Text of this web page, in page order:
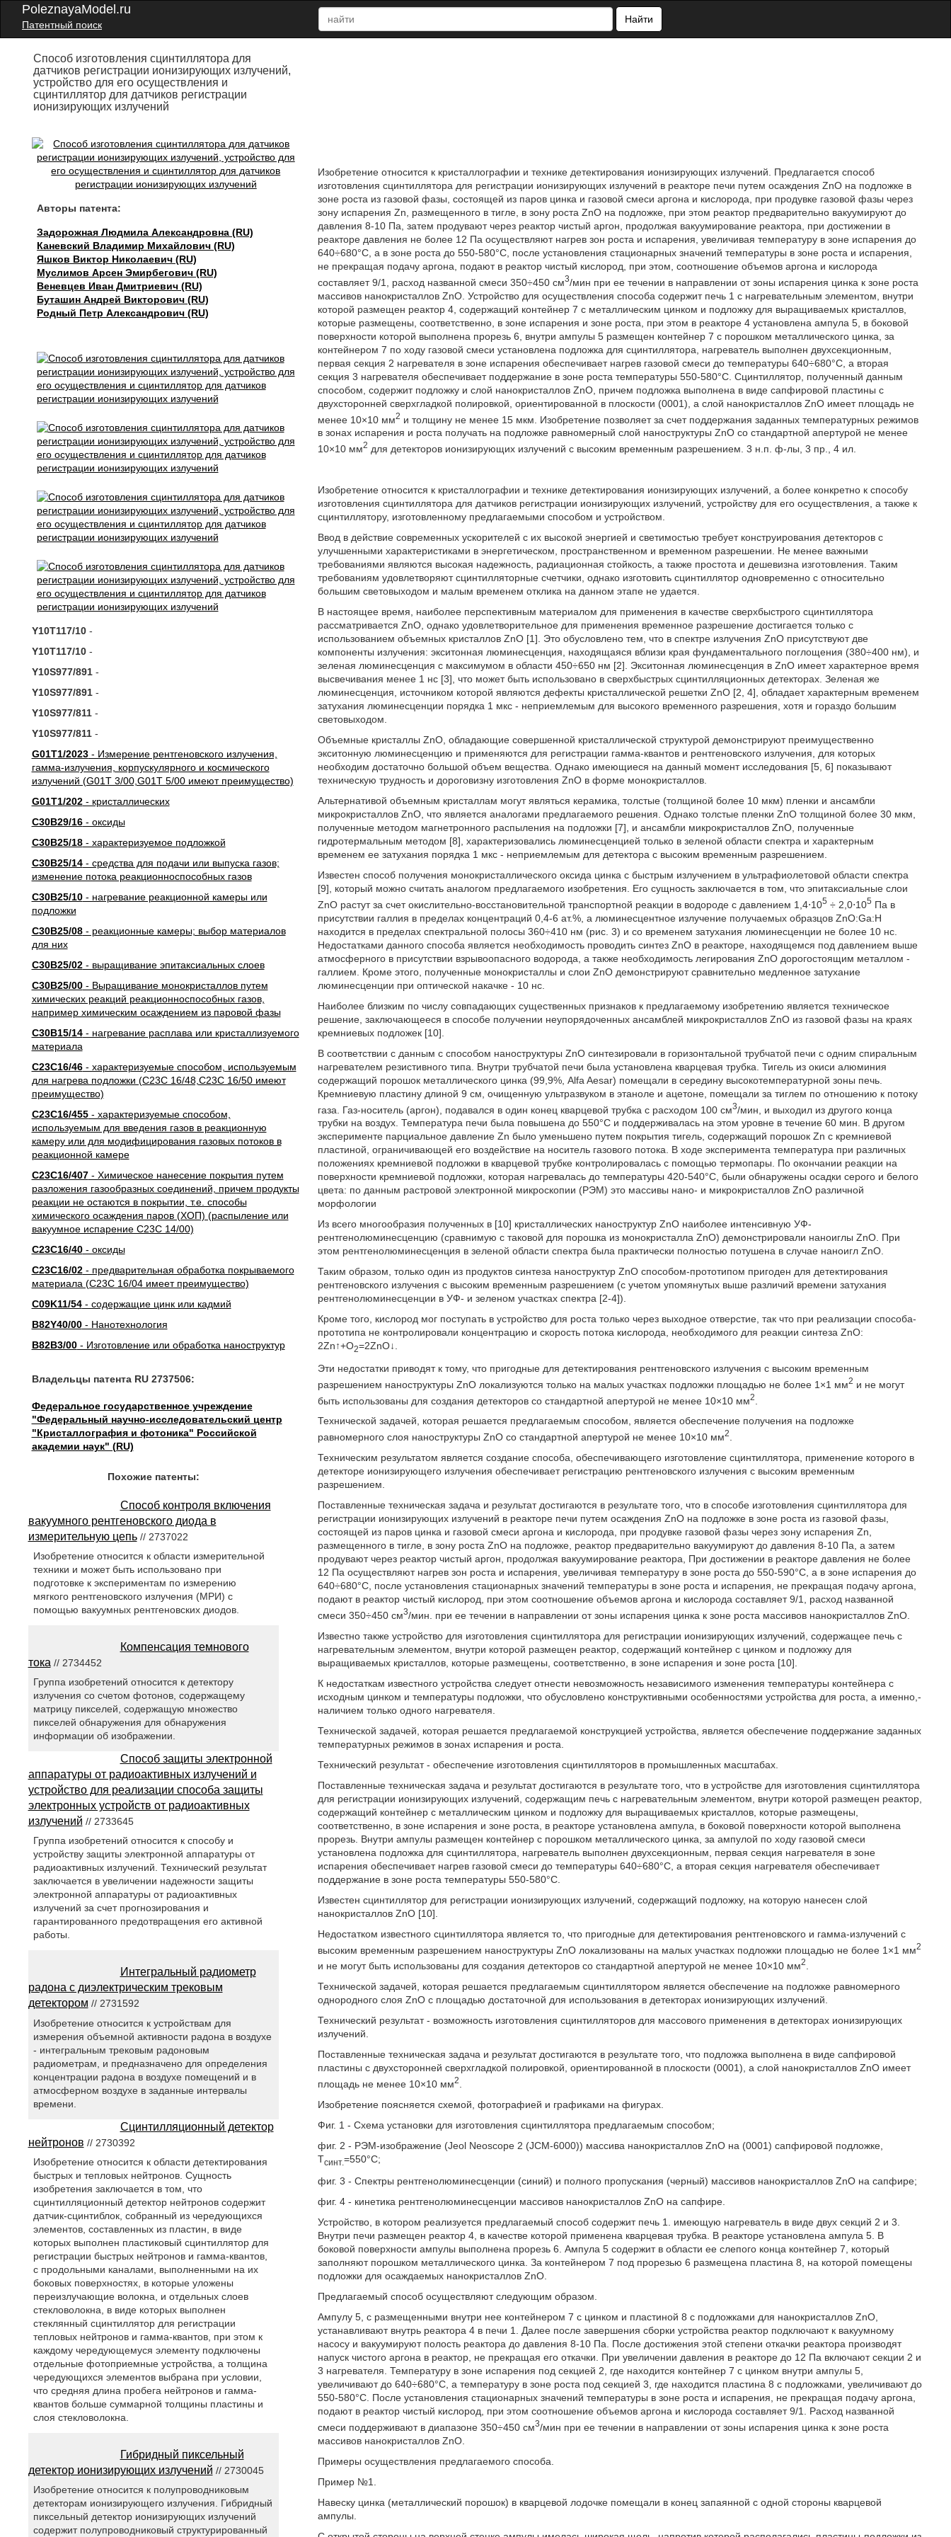
PoleznayaModel.ru
Патентный поиск
Найти
Способ изготовления сцинтиллятора для
датчиков регистрации ионизирующих излучений,
устройство для его осуществления и
сцинтиллятор для датчиков регистрации
ионизирующих излучений
Авторы патента:
Задорожная Людмила Александровна (RU)
Каневский Владимир Михайлович (RU)
Яшков Виктор Николаевич (RU)
Муслимов Арсен Эмирбегович (RU)
Веневцев Иван Дмитриевич (RU)
Буташин Андрей Викторович (RU)
Родный Петр Александрович (RU)
Y10T117/10-
Y10T117/10-
Y10S977/891-
Y10S977/891-
Y10S977/811-
Y10S977/811-
G01T1/2023- Измерение рентгеновского излучения,
гамма-излучения, корпускулярного и космического
излучений (G01T 3/00,G01T 5/00 имеют преимущество)
G01T1/202- кристаллических
C30B29/16- оксиды
C30B25/18- характеризуемое подложкой
C30B25/14- средства для подачи или выпуска газов;
изменение потока реакционноспособных газов
C30B25/10- нагревание реакционной камеры или
подложки
C30B25/08- реакционные камеры; выбор материалов
для них
C30B25/02- выращивание эпитаксиальных слоев
C30B25/00- Выращивание монокристаллов путем
химических реакций реакционноспособных газов,
например химическим осаждением из паровой фазы
C30B15/14- нагревание расплава или кристаллизуемого
материала
C23C16/46- характеризуемые способом, используемым
для нагрева подложки (C23C 16/48,C23C 16/50 имеют
преимущество)
C23C16/455- характеризуемые способом,
используемым для введения газов в реакционную
камеру или для модифицирования газовых потоков в
реакционной камере
C23C16/407- Химическое нанесение покрытия путем
разложения газообразных соединений, причем продукты
реакции не остаются в покрытии, т.е. способы
химического осаждения паров (ХОП) (распыление или
вакуумное испарение C23C 14/00)
C23C16/40- оксиды
C23C16/02- предварительная обработка покрываемого
материала (C23C 16/04 имеет преимущество)
C09K11/54- содержащие цинк или кадмий
B82Y40/00- Нанотехнология
B82B3/00- Изготовление или обработка наноструктур
Владельцы патента RU 2737506:
Федеральное государственное учреждение
"Федеральный научно-исследовательский центр
"Кристаллография и фотоника" Российской
академии наук" (RU)
Изобретение относится к кристаллографии и технике детектирования ионизирующих излучений. Предлагается способ
изготовления сцинтиллятора для регистрации ионизирующих излучений в реакторе печи путем осаждения ZnO на подложке в
зоне роста из газовой фазы, состоящей из паров цинка и газовой смеси аргона и кислорода, при продувке газовой фазы через
зону испарения Zn, размещенного в тигле, в зону роста ZnO на подложке, при этом реактор предварительно вакуумируют до
давления 8-10 Па, затем продувают через реактор чистый аргон, продолжая вакуумирование реактора, при достижении в
реакторе давления не более 12 Па осуществляют нагрев зон роста и испарения, увеличивая температуру в зоне испарения до
640÷680°С, а в зоне роста до 550-580°С, после установления стационарных значений температуры в зоне роста и испарения,
не прекращая подачу аргона, подают в реактор чистый кислород, при этом, соотношение объемов аргона и кислорода
составляет 9/1, расход названной смеси 350÷450 см3/мин при ее течении в направлении от зоны испарения цинка к зоне роста
массивов нанокристаллов ZnO. Устройство для осуществления способа содержит печь 1 с нагревательным элементом, внутри
которой размещен реактор 4, содержащий контейнер 7 с металлическим цинком и подложку для выращиваемых кристаллов,
которые размещены, соответственно, в зоне испарения и зоне роста, при этом в реакторе 4 установлена ампула 5, в боковой
поверхности которой выполнена прорезь 6, внутри ампулы 5 размещен контейнер 7 с порошком металлического цинка, за
контейнером 7 по ходу газовой смеси установлена подложка для сцинтиллятора, нагреватель выполнен двухсекционным,
первая секция 2 нагревателя в зоне испарения обеспечивает нагрев газовой смеси до температуры 640÷680°С, а вторая
секция 3 нагревателя обеспечивает поддержание в зоне роста температуры 550-580°С. Сцинтиллятор, полученный данным
способом, содержит подложку и слой нанокристаллов ZnO, причем подложка выполнена в виде сапфировой пластины с
двухсторонней сверхгладкой полировкой, ориентированной в плоскости (0001), а слой нанокристаллов ZnO имеет площадь не
менее 10×10 мм2 и толщину не менее 15 мкм. Изобретение позволяет за счет поддержания заданных температурных режимов
в зонах испарения и роста получать на подложке равномерный слой наноструктуры ZnO со стандартной апертурой не менее
10×10 мм2 для детекторов ионизирующих излучений с высоким временным разрешением. 3 н.п. ф-лы, 3 пр., 4 ил.
Изобретение относится к кристаллографии и технике детектирования ионизирующих излучений, а более конкретно к способу
изготовления сцинтиллятора для датчиков регистрации ионизирующих излучений, устройству для его осуществления, а также к
сцинтиллятору, изготовленному предлагаемыми способом и устройством.
Ввод в действие современных ускорителей с их высокой энергией и светимостью требует конструирования детекторов с
улучшенными характеристиками в энергетическом, пространственном и временном разрешении. Не менее важными
требованиями являются высокая надежность, радиационная стойкость, а также простота и дешевизна изготовления. Таким
требованиям удовлетворяют сцинтилляторные счетчики, однако изготовить сцинтиллятор одновременно с относительно
большим световыходом и малым временем отклика на данном этапе не удается.
В настоящее время, наиболее перспективным материалом для применения в качестве сверхбыстрого сцинтиллятора
рассматривается ZnO, однако удовлетворительное для применения временное разрешение достигается только с
использованием объемных кристаллов ZnO [1]. Это обусловлено тем, что в спектре излучения ZnO присутствуют две
компоненты излучения: экситонная люминесценция, находящаяся вблизи края фундаментального поглощения (380÷400 нм), и
зеленая люминесценция с максимумом в области 450÷650 нм [2]. Экситонная люминесценция в ZnO имеет характерное время
высвечивания менее 1 нс [3], что может быть использовано в сверхбыстрых сцинтилляционных детекторах. Зеленая же
люминесценция, источником которой являются дефекты кристаллической решетки ZnO [2, 4], обладает характерным временем
затухания люминесценции порядка 1 мкс - неприемлемым для высокого временного разрешения, хотя и гораздо большим
световыходом.
Объемные кристаллы ZnO, обладающие совершенной кристаллической структурой демонстрируют преимущественно
экситонную люминесценцию и применяются для регистрации гамма-квантов и рентгеновского излучения, для которых
необходим достаточно большой объем вещества. Однако имеющиеся на данный момент исследования [5, 6] показывают
техническую трудность и дороговизну изготовления ZnO в форме монокристаллов.
Альтернативой объемным кристаллам могут являться керамика, толстые (толщиной более 10 мкм) пленки и ансамбли
микрокристаллов ZnO, что является аналогами предлагаемого решения. Однако толстые пленки ZnO толщиной более 30 мкм,
полученные методом магнетронного распыления на подложки [7], и ансамбли микрокристаллов ZnO, полученные
гидротермальным методом [8], характеризовались люминесценцией только в зеленой области спектра и характерным
временем ее затухания порядка 1 мкс - неприемлемым для детектора с высоким временным разрешением.
Известен способ получения монокристаллического оксида цинка с быстрым излучением в ультрафиолетовой области спектра
[9], который можно считать аналогом предлагаемого изобретения. Его сущность заключается в том, что эпитаксиальные слои
ZnO растут за счет окислительно-восстановительной транспортной реакции в водороде с давлением 1,4⋅105 ÷ 2,0⋅105 Па в
присутствии галлия в пределах концентраций 0,4-6 ат.%, а люминесцентное излучение получаемых образцов ZnO:Ga:H
находится в пределах спектральной полосы 360÷410 нм (рис. 3) и со временем затухания люминесценции не более 10 нс.
Недостатками данного способа является необходимость проводить синтез ZnO в реакторе, находящемся под давлением выше
атмосферного в присутствии взрывоопасного водорода, а также необходимость легирования ZnO дорогостоящим металлом -
галлием. Кроме этого, полученные монокристаллы и слои ZnO демонстрируют сравнительно медленное затухание
люминесценции при оптической накачке - 10 нс.
Наиболее близким по числу совпадающих существенных признаков к предлагаемому изобретению является техническое
решение, заключающееся в способе получении неупорядоченных ансамблей микрокристаллов ZnO из газовой фазы на краях
кремниевых подложек [10].
В соответствии с данным с способом наноструктуры ZnO синтезировали в горизонтальной трубчатой печи с одним спиральным
нагревателем резистивного типа. Внутри трубчатой печи была установлена кварцевая трубка. Тигель из окиси алюминия
содержащий порошок металлического цинка (99,9%, Alfa Aesar) помещали в середину высокотемпературной зоны печь.
Кремниевую пластину длиной 9 см, очищенную ультразвуком в этаноле и ацетоне, помещали за тиглем по отношению к потоку
газа. Газ-носитель (аргон), подавался в один конец кварцевой трубка с расходом 100 см3/мин, и выходил из другого конца
трубки на воздух. Температура печи была повышена до 550°С и поддерживалась на этом уровне в течение 60 мин. В другом
эксперименте парциальное давление Zn было уменьшено путем покрытия тигель, содержащий порошок Zn с кремниевой
пластиной, ограничивающей его воздействие на носитель газового потока. В ходе эксперимента температура при различных
положениях кремниевой подложки в кварцевой трубке контролировалась с помощью термопары. По окончании реакции на
поверхности кремниевой подложки, которая нагревалась до температуры 420-540°С, были обнаружены осадки серого и белого
цвета: по данным растровой электронной микроскопии (РЭМ) это массивы нано- и микрокристаллов ZnO различной
морфологии
Из всего многообразия полученных в [10] кристаллических наноструктур ZnO наиболее интенсивную УФ-
рентгенолюминесценцию (сравнимую с таковой для порошка из монокристалла ZnO) демонстрировали наноиглы ZnO. При
этом рентгенолюминесценция в зеленой области спектра была практически полностью потушена в случае наноигл ZnO.
Таким образом, только один из продуктов синтеза наноструктур ZnO способом-прототипом пригоден для детектирования
рентгеновского излучения с высоким временным разрешением (с учетом упомянутых выше различий времени затухания
рентгенолюминесценции в УФ- и зеленом участках спектра [2-4]).
Кроме того, кислород мог поступать в устройство для роста только через выходное отверстие, так что при реализации способа-
прототипа не контролировали концентрацию и скорость потока кислорода, необходимого для реакции синтеза ZnO:
2Zn↑+О2=2ZnO↓.
Эти недостатки приводят к тому, что пригодные для детектирования рентгеновского излучения с высоким временным
разрешением наноструктуры ZnO локализуются только на малых участках подложки площадью не более 1×1 мм2 и не могут
быть использованы для создания детекторов со стандартной апертурой не менее 10×10 мм2
Технической задачей, которая решается предлагаемым способом, является обеспечение получения на подложке
равномерного слоя наноструктуры ZnO со стандартной апертурой не менее 10×10 мм2
Техническим результатом является создание способа, обеспечивающего изготовление сцинтиллятора, применение которого в
детекторе ионизирующего излучения обеспечивает регистрацию рентгеновского излучения с высоким временным
разрешением.
Поставленные техническая задача и результат достигаются в результате того, что в способе изготовления сцинтиллятора для
регистрации ионизирующих излучений в реакторе печи путем осаждения ZnO на подложке в зоне роста из газовой фазы,
состоящей из паров цинка и газовой смеси аргона и кислорода, при продувке газовой фазы через зону испарения Zn,
размещенного в тигле, в зону роста ZnO на подложке, реактор предварительно вакуумируют до давления 8-10 Па, а затем
продувают через реактор чистый аргон, продолжая вакуумирование реактора, При достижении в реакторе давления не более
12 Па осуществляют нагрев зон роста и испарения, увеличивая температуру в зоне роста до 550-590°С, а в зоне испарения до
640÷680°С, после установления стационарных значений температуры в зоне роста и испарения, не прекращая подачу аргона,
подают в реактор чистый кислород, при этом соотношение объемов аргона и кислорода составляет 9/1, расход названной
смеси 350÷450 см3/мин. при ее течении в направлении от зоны испарения цинка к зоне роста массивов нанокристаллов ZnO.
Известно также устройство для изготовления сцинтиллятора для регистрации ионизирующих излучений, содержащее печь с
нагревательным элементом, внутри которой размещен реактор, содержащий контейнер с цинком и подложку для
выращиваемых кристаллов, которые размещены, соответственно, в зоне испарения и зоне роста [10].
К недостаткам известного устройства следует отнести невозможность независимого изменения температуры контейнера с
исходным цинком и температуры подложки, что обусловлено конструктивными особенностями устройства для роста, а именно,-
наличием только одного нагревателя.
Технической задачей, которая решается предлагаемой конструкцией устройства, является обеспечение поддержание заданных
температурных режимов в зонах испарения и роста.
Технический результат - обеспечение изготовления сцинтилляторов в промышленных масштабах.
Поставленные техническая задача и результат достигаются в результате того, что в устройстве для изготовления сцинтиллятора
для регистрации ионизирующих излучений, содержащим печь с нагревательным элементом, внутри которой размещен реактор,
содержащий контейнер с металлическим цинком и подложку для выращиваемых кристаллов, которые размещены,
соответственно, в зоне испарения и зоне роста, в реакторе установлена ампула, в боковой поверхности которой выполнена
прорезь. Внутри ампулы размещен контейнер с порошком металлического цинка, за ампулой по ходу газовой смеси
установлена подложка для сцинтиллятора, нагреватель выполнен двухсекционным, первая секция нагревателя в зоне
испарения обеспечивает нагрев газовой смеси до температуры 640÷680°С, а вторая секция нагревателя обеспечивает
поддержание в зоне роста температуры 550-580°С.
Известен сцинтиллятор для регистрации ионизирующих излучений, содержащий подложку, на которую нанесен слой
нанокристаллов ZnO [10].
Недостатком известного сцинтиллятора является то, что пригодные для детектирования рентгеновского и гамма-излучений с
высоким временным разрешением наноструктуры ZnO локализованы на малых участках подложки площадью не более 1×1 мм2
и не могут быть использованы для создания детекторов со стандартной апертурой не менее 10×10 мм2
Технической задачей, которая решается предлагаемым сцинтиллятором является обеспечение на подложке равномерного
однородного слоя ZnO с площадью достаточной для использования в детекторах ионизирующих излучений.
Технический результат - возможность изготовления сцинтилляторов для массового применения в детекторах ионизирующих
излучений.
Поставленные техническая задача и результат достигаются в результате того, что подложка выполнена в виде сапфировой
пластины с двухсторонней сверхгладкой полировкой, ориентированной в плоскости (0001), а слой нанокристаллов ZnO имеет
площадь не менее 10×10 мм2
Изобретение поясняется схемой, фотографией и графиками на фигурах.
Фиг. 1 - Схема установки для изготовления сцинтиллятора предлагаемым способом;
фиг. 2 - РЭМ-изображение (Jeol Neoscope 2 (JCM-6000)) массива нанокристаллов ZnO на (0001) сапфировой подложке,
Тсинт.=550°С;
фиг. 3 - Спектры рентгенолюминесценции (синий) и полного пропускания (черный) массивов нанокристаллов ZnO на сапфире;
фиг. 4 - кинетика рентгенолюминесценции массивов нанокристаллов ZnO на сапфире.
Устройство, в котором реализуется предлагаемый способ содержит печь 1. имеющую нагреватель в виде двух секций 2 и 3.
Внутри печи размещен реактор 4, в качестве которой применена кварцевая трубка. В реакторе установлена ампула 5. В
боковой поверхности ампулы выполнена прорезь 6. Ампула 5 содержит в области ее слепого конца контейнер 7, который
заполняют порошком металлического цинка. За контейнером 7 под прорезью 6 размещена пластина 8, на которой помещены
подложки для осаждаемых нанокристаллов ZnO.
Предлагаемый способ осуществляют следующим образом.
Ампулу 5, с размещенными внутри нее контейнером 7 с цинком и пластиной 8 с подложками для нанокристаллов ZnO,
устанавливают внутрь реактора 4 в печи 1. Далее после завершения сборки устройства реактор подключают к вакуумному
насосу и вакуумируют полость реактора до давления 8-10 Па. После достижения этой степени откачки реактора производят
напуск чистого аргона в реактор, не прекращая его откачки. При увеличении давления в реакторе до 12 Па включают секции 2 и
3 нагревателя. Температуру в зоне испарения под секцией 2, где находится контейнер 7 с цинком внутри ампулы 5,
увеличивают до 640÷680°С, а температуру в зоне роста под секцией 3, где находится пластина 8 с подложками, увеличивают до
550-580°С. После установления стационарных значений температуры в зоне роста и испарения, не прекращая подачу аргона,
подают в реактор чистый кислород, при этом соотношение объемов аргона и кислорода составляет 9/1. Расход названной
смеси поддерживают в диапазоне 350÷450 см3/мин при ее течении в направлении от зоны испарения цинка к зоне роста
массивов нанокристаллов ZnO.
Примеры осуществления предлагаемого способа.
Пример №1.
Навеску цинка (металлический порошок) в кварцевой лодочке помещали в конец запаянной с одной стороны кварцевой
ампулы.
Похожие патенты:
Способ контроля включения
вакуумного рентгеновского диода в
измерительную цепь// 2737022
Изобретение относится к области измерительной
техники и может быть использовано при
подготовке к экспериментам по измерению
мягкого рентгеновского излучения (МРИ) с
помощью вакуумных рентгеновских диодов.
Компенсация темнового
тока // 2734452
Группа изобретений относится к детектору
излучения со счетом фотонов, содержащему
матрицу пикселей, содержащую множество
пикселей обнаружения для обнаружения
информации об изображении.
Способ защиты электронной
аппаратуры от радиоактивных излучений и
устройство для реализации способа защиты
электронных устройств от радиоактивных
излучений // 2733645
Группа изобретений относится к способу и
устройству защиты электронной аппаратуры от
радиоактивных излучений. Технический результат
заключается в увеличении надежности защиты
электронной аппаратуры от радиоактивных
излучений за счет прогнозирования и
гарантированного предотвращения его активной
работы.
Интегральный радиометр
радона с диэлектрическим трековым
детектором // 2731592
Изобретение относится к устройствам для
измерения объемной активности радона в воздухе
- интегральным трековым радоновым
радиометрам, и предназначено для определения
концентрации радона в воздухе помещений и в
атмосферном воздухе в заданные интервалы
времени.
Сцинтилляционный детектор
нейтронов // 2730392
Изобретение относится к области детектирования
быстрых и тепловых нейтронов. Сущность
изобретения заключается в том, что
сцинтилляционный детектор нейтронов содержит
датчик-сцинтиблок, собранный из чередующихся
элементов, составленных из пластин, в виде
которых выполнен пластиковый сцинтиллятор для
регистрации быстрых нейтронов и гамма-квантов,
с продольными каналами, выполненными на их
боковых поверхностях, в которые уложены
переизлучающие волокна, и отдельных слоев
стекловолокна, в виде которых выполнен
стеклянный сцинтиллятор для регистрации
тепловых нейтронов и гамма-квантов, при этом к
каждому чередующемуся элементу подключены
отдельные фотоприемные устройства, а толщина
чередующихся элементов выбрана при условии,
что средняя длина пробега нейтронов и гамма-
квантов больше суммарной толщины пластины и
слоя стекловолокна.
Гибридный пиксельный
детектор ионизирующих излучений // 2730045
Изобретение относится к полупроводниковым
детекторам ионизирующего излучения. Гибридный
пиксельный детектор ионизирующих излучений
содержит полупроводниковый структурированный